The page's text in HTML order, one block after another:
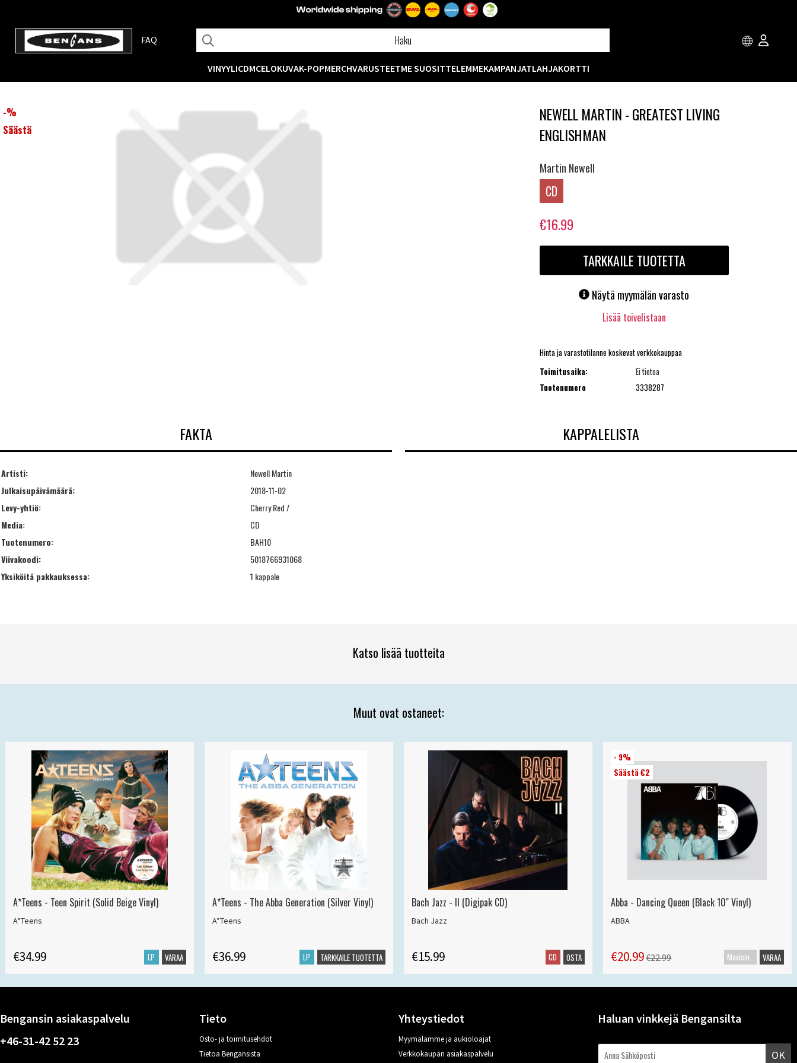
FAQ
VINYYLICDMCELOKUVAK-POPMERCHVARUSTEETME SUOSITTELEMMEKAMPANJATLAHJAKORTTI
-%
Säästä
NEWELL MARTIN - GREATEST LIVING
ENGLISHMAN
Martin Newell
CD
€16.99
TARKKAILE TUOTETTA
Näytä myymälän varasto
Lisää toivelistaan
Hinta ja varastotilanne koskevat verkkokauppaa
Toimitusaika:
Ei tietoa
Tuotenumero
3338287
FAKTA
Artisti:
Newell Martin
Julkaisupäivämäärä:
2018-11-02
Levy-yhtiö:
Cherry Red /
Media:
CD
Tuotenumero:
BAH10
Viivakoodi:
5018766931068
Yksiköitä pakkauksessa:
1 kappale
KAPPALELISTA
Katso lisää tuotteita
Muut ovat ostaneet:
A*Teens - Teen Spirit (Solid Beige Vinyl)
A*Teens
€34.99 LP VARAA
A*Teens - The Abba Generation (Silver Vinyl)
A*Teens
€36.99 LP TARKKAILE TUOTETTA
Bach Jazz - II (Digipak CD)
Bach Jazz
€15.99 CD OSTA
- 9%
Säästä €2
Abba - Dancing Queen (Black 10" Vinyl)
ABBA
€20.99€22.99 Maxisingle VARAA
Bengansin asiakaspalvelu
+46-31-42 52 23
Tieto
Osto- ja toimitusehdot
Tietoa Bengansista
Yhteystiedot
Myymälämme ja aukioloajat
Verkkokaupan asiakaspalvelu
Haluan vinkkejä Bengansilta
OK